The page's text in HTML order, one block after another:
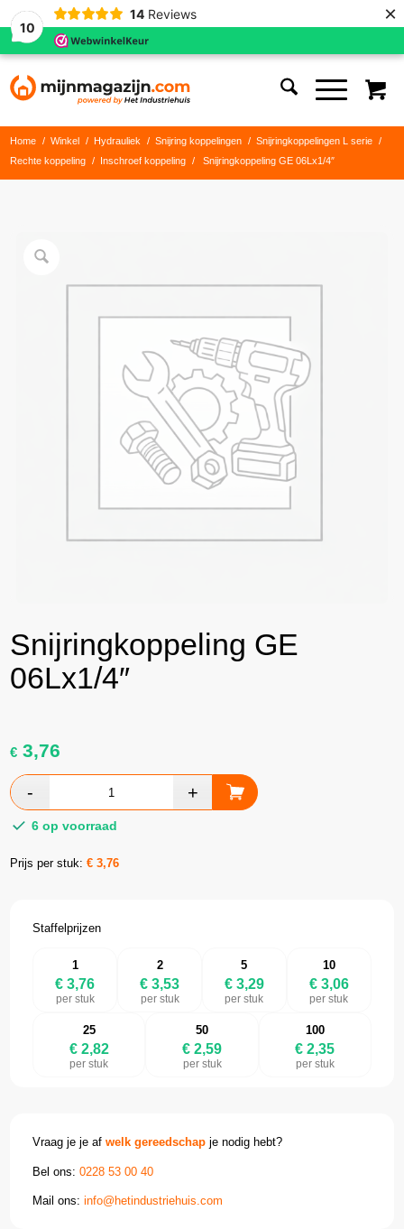
10
14 Reviews ×
Home / Winkel / Hydrauliek / Snijring koppelingen / Snijringkoppelingen L serie
/
Rechte koppeling
/ Inschroef koppeling / Snijringkoppeling GE 06Lx1/4″
Snijringkoppeling GE
06Lx1/4″
€ 3,76
6 op voorraad
Prijs per stuk:€3,76
Staffelprijzen
1
€ 3,76
per stuk
2
€ 3,53
per stuk
5
€ 3,29
per stuk
10
€ 3,06
per stuk
25
€ 2,82
per stuk
50
€ 2,59
per stuk
100
€ 2,35
per stuk
Vraag je je afwelk gereedschap je nodig hebt?
Bel ons:0228 53 00 40
Mail ons:info@hetindustriehuis.com